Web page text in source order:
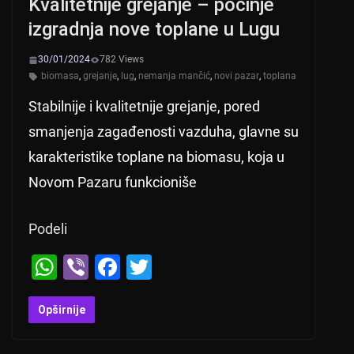
Kvalitetnije grejanje – počinje
izgradnja nove toplane u Lugu
30/01/2024
782 Views
biomasa, grejanje, lug, nemanja mančić, novi pazar, toplana
Stabilnije i kvalitetnije grejanje, pored
smanjenja zagađenosti vazduha, glavne su
karakteristike toplane na biomasu, koja u
Novom Pazaru funkcioniše
Podeli
W
h
at
Vi
b
er
F
Opširnije